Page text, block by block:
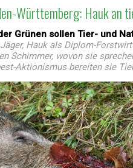
Württemberg: Hauk an
Grünen sollen Tier- und
Hauk als Diplom-
Schimmer, wovon sie
Aktionismus bereiten sie